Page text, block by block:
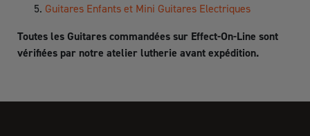
Guitares Enfants et Mini Guitares Electriques
Toutes les Guitares commandées sur Effect-On-Line sont
vérifiées par notre atelier lutherie avant expédition.